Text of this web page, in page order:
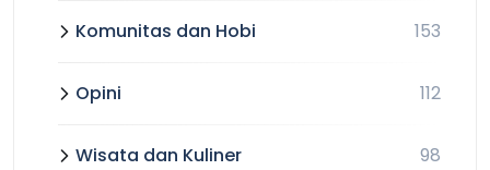
Komunitas dan Hobi 153
Opini 112
Wisata dan Kuliner 98